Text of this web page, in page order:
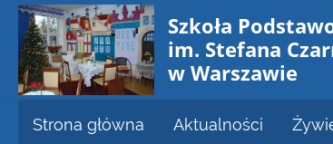
Szkoła
im. Stefana
w Warszawie
Strona główna Aktualności